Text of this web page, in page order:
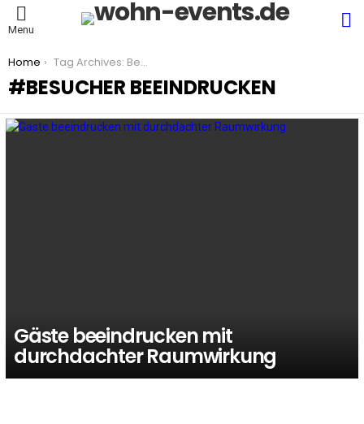
Menu
You are here:
Home Tag Archives: Besucher beeindrucken
BESUCHER BEEINDRUCKEN
Gäste beeindrucken mit
durchdachter Raumwirkung